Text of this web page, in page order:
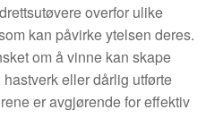
overfor ulike
kan påvirke ytelsen deres.
om å vinne kan skape
eller dårlig utførte
er avgjørende for effektiv